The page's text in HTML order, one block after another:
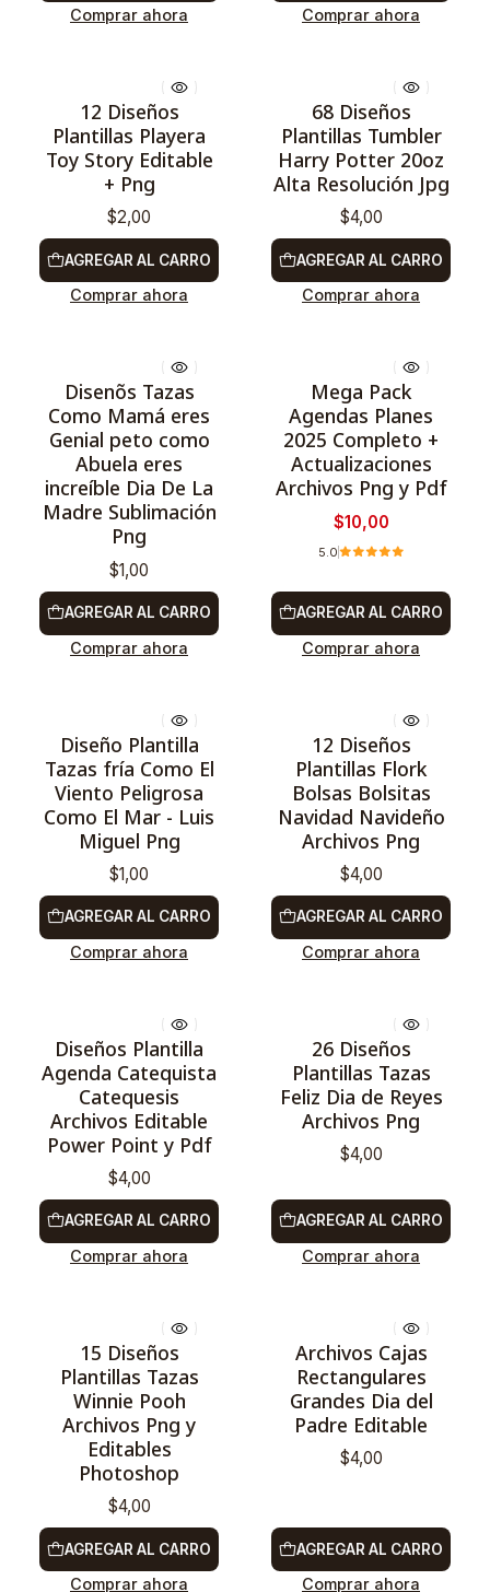
Comprar ahora Comprar ahora
12 Diseños
Plantillas Playera
Toy Story Editable
+ Png
$2,00
AGREGAR AL CARRO
Comprar ahora
68 Diseños
Plantillas Tumbler
Harry Potter 20oz
Alta Resolución Jpg
$4,00
AGREGAR AL CARRO
Comprar ahora
Disenõs Tazas
Como Mamá eres
Genial peto como
Abuela eres
increíble Dia De La
Madre Sublimación
Png
$1,00
AGREGAR AL CARRO
Comprar ahora
-50%
Mega Pack
Agendas Planes
2025 Completo +
Actualizaciones
Archivos Png y Pdf
$10,00
5.0
AGREGAR AL CARRO
Comprar ahora
Diseño Plantilla
Tazas fría Como El
Viento Peligrosa
Como El Mar - Luis
Miguel Png
$1,00
AGREGAR AL CARRO
Comprar ahora
12 Diseños
Plantillas Flork
Bolsas Bolsitas
Navidad Navideño
Archivos Png
$4,00
AGREGAR AL CARRO
Comprar ahora
Diseños Plantilla
Agenda Catequista
Catequesis
Archivos Editable
Power Point y Pdf
$4,00
AGREGAR AL CARRO
Comprar ahora
26 Diseños
Plantillas Tazas
Feliz Dia de Reyes
Archivos Png
$4,00
AGREGAR AL CARRO
Comprar ahora
15 Diseños
Plantillas Tazas
Winnie Pooh
Archivos Png y
Editables
Photoshop
$4,00
AGREGAR AL CARRO
Comprar ahora
Archivos Cajas
Rectangulares
Grandes Dia del
Padre Editable
$4,00
AGREGAR AL CARRO
Comprar ahora